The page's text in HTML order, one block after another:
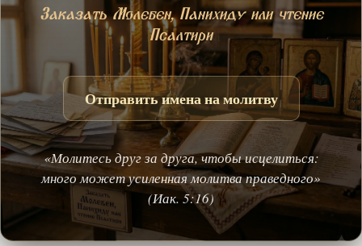
Заказать Молебен, Панихиду или чтение
Псалтири
Отправить имена на молитву
«Молитесь друг за друга, чтобы исцелиться:
много может усиленная молитва праведного»
(Иак. 5:16)